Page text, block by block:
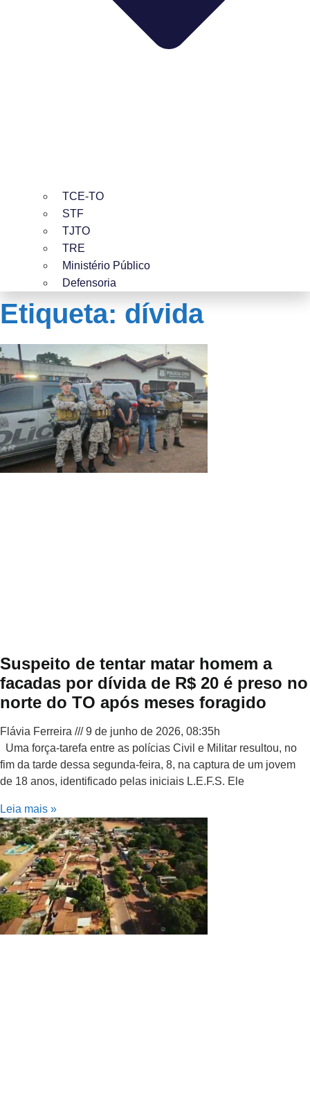
TCE-TO
STF
TJTO
TRE
Ministério Público
Defensoria
Etiqueta: dívida
Suspeito de tentar matar homem a
facadas por dívida de R$ 20 é preso no
norte do TO após meses foragido
Flávia Ferreira
9 de junho de 2026, 08:35h
Uma força-tarefa entre as polícias Civil e Militar resultou, no
fim da tarde dessa segunda-feira, 8, na captura de um jovem
de 18 anos, identificado pelas iniciais L.E.F.S. Ele
Leia mais »